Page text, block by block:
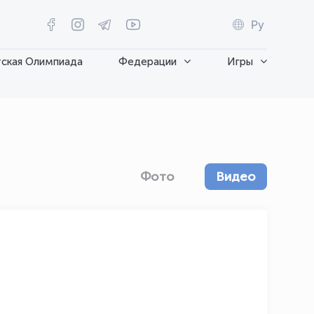
Ру
Олимпиада Федерации Игры
Фото Видео